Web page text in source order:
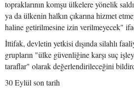
topraklarının komşu ülkelere yönelik
ya da ülkenin halkın çıkarına hizmet
haline getirilmesine izin verilmeyecek"
İttifak, devletin yetkisi dışında silahlı
grupların "ülke güvenliğine karşı suç
taraflar" olarak değerlendirileceğini
30 Eylül son tarih